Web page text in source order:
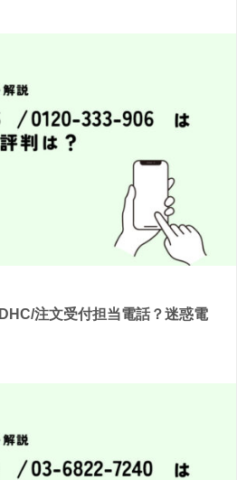
注文受付担当電話？迷惑電